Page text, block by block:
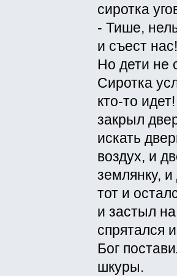
сиротка
- Тише,
и съест нас!
Но дети не
Сиротка
кто-то
закрыл
искать
воздух, и
землянку,
тот и
и застыл
спрятался
Бог
шкуры.